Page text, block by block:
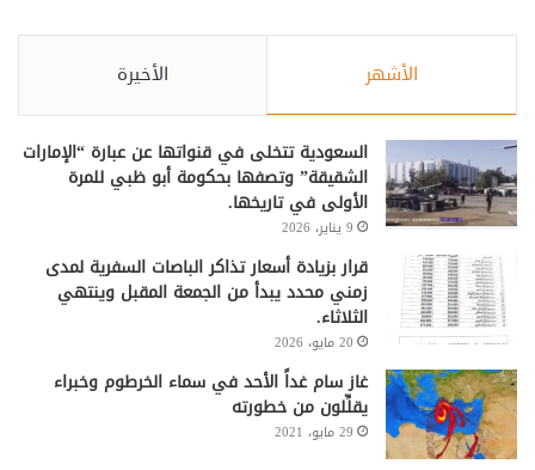
الأشهر الأخيرة
السعودية تتخلى في قنواتها عن عبارة “الإمارات
الشقيقة” وتصفها بحكومة أبو ظبي للمرة
الأولى في تاريخها.
9 يناير، 2026
قرار بزيادة أسعار تذاكر الباصات السفرية لمدى
زمني محدد يبدأ من الجمعة المقبل وينتهي
الثلاثاء.
20 مايو، 2026
غاز سام غداً الأحد في سماء الخرطوم وخبراء
يقلِّلون من خطورته
29 مايو، 2021